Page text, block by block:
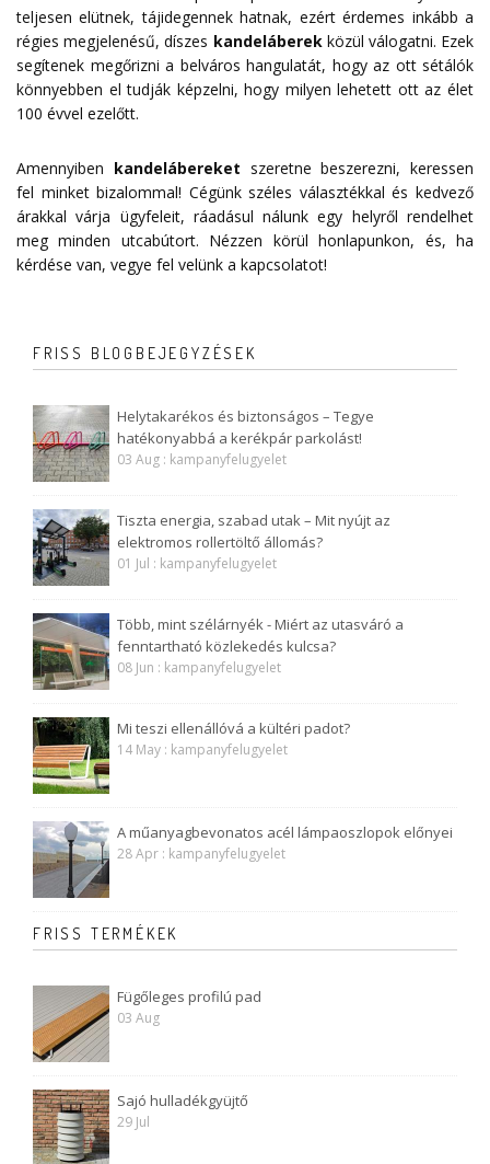
teljesen elütnek, tájidegennek hatnak, ezért érdemes inkább a
régies megjelenésű, díszes kandeláberekközül válogatni. Ezek
segítenek megőrizni a belváros hangulatát, hogy az ott sétálók
könnyebben el tudják képzelni, hogy milyen lehetett ott az élet
100 évvel ezelőtt.
Amennyiben kandelábereket szeretne beszerezni, keressen
fel minket bizalommal! Cégünk széles választékkal és kedvező
árakkal várja ügyfeleit, ráadásul nálunk egy helyről rendelhet
meg minden utcabútort. Nézzen körül honlapunkon, és, ha
kérdése van, vegye fel velünk a kapcsolatot!
FRISS BLOGBEJEGYZÉSEK
Helytakarékos és biztonságos – Tegye
hatékonyabbá a kerékpár parkolást!
03 Aug : kampanyfelugyelet
Tiszta energia, szabad utak – Mit nyújt az
elektromos rollertöltő állomás?
01 Jul : kampanyfelugyelet
Több, mint szélárnyék - Miért az utasváró a
fenntartható közlekedés kulcsa?
08 Jun : kampanyfelugyelet
Mi teszi ellenállóvá a kültéri padot?
14 May : kampanyfelugyelet
A műanyagbevonatos acél lámpaoszlopok előnyei
28 Apr : kampanyfelugyelet
FRISS TERMÉKEK
Fügőleges profilú pad
03 Aug
Sajó hulladékgyüjtő
29 Jul